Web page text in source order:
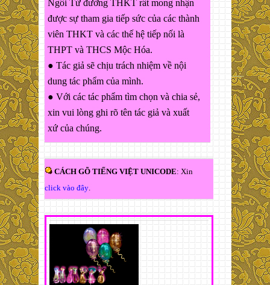
Ngôi Từ đường THKT rất mong nhận
được sự tham gia tiếp sức của các thành
viên THKT và các thế hệ tiếp nối là
THPT và THCS Mộc Hóa.
● Tác giả sẽ chịu trách nhiệm về nội
dung tác phẩm của mình.
● Với các tác phẩm tìm chọn và chia sẻ,
xin vui lòng ghi rõ tên tác giả và xuất
xứ của chúng.
CÁCH GÕ TIẾNG VIỆT UNICODE: Xin
click vào đây.